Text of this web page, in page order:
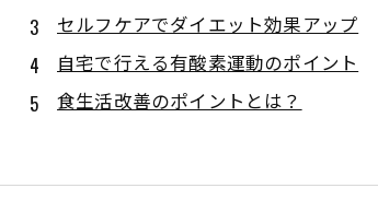
セルフケアでダイエット効果アップ
自宅で行える有酸素運動のポイント
食生活改善のポイントとは？